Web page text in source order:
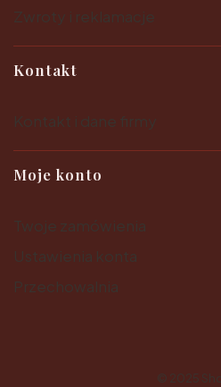
Kontakt
Moje konto